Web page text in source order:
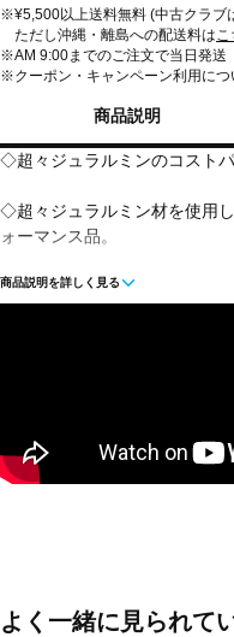
※¥5,500以上送料無料 (中古クラブ
ただし沖縄・離島への配送料はこ
※AM 9:00までのご注文で当日発
※クーポン・キャンペーン利用につ
商品説明
◇超々ジュラルミンのコストパ
◇超々ジュラルミン材を使用
ォーマンス品。
■カラー:
■長さ:83cm
■生産国:中国
商品説明を詳しく見る
よく一緒に見られて